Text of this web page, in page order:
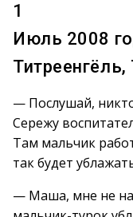
1
Июль 2008
Титреенгёль,
— Послушай,
Сережу
Там мальчик
так будет
— Маша, мне не